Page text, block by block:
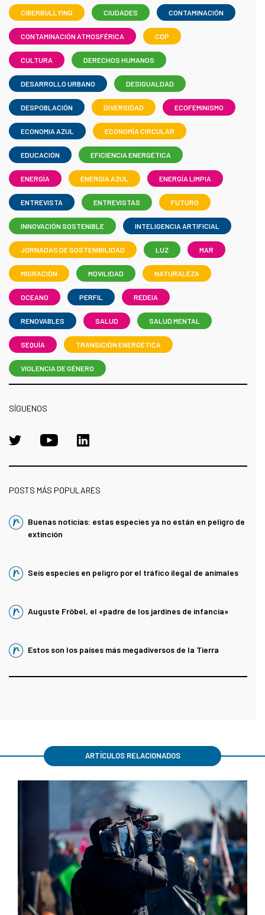
CIBERBULLYING CIUDADES CONTAMINACIÓN
CONTAMINACIÓN ATMOSFÉRICA COP
CULTURA DERECHOS HUMANOS
DESARROLLO URBANO DESIGUALDAD
DESPOBLACIÓN DIVERSIDAD ECOFEMINISMO
ECONOMIA AZUL ECONOMÍA CIRCULAR
EDUCACIÓN EFICIENCIA ENERGÉTICA
ENERGÍA ENERGIA AZUL ENERGÍA LIMPIA
ENTREVISTA ENTREVISTAS FUTURO
INNOVACIÓN SOSTENIBLE INTELIGENCIA ARTIFICIAL
JORNADAS DE SOSTENIBILIDAD LUZ MAR
MIGRACIÓN MOVILIDAD NATURALEZA
OCEANO PERFIL REDEIA
RENOVABLES SALUD SALUD MENTAL
SEQUÍA TRANSICIÓN ENERGÉTICA
VIOLENCIA DE GÉNERO
SÍGUENOS
POSTS MÁS POPULARES
Buenas noticias: estas especies ya no están en peligro de
extinción
Seis especies en peligro por el tráfico ilegal de animales
Auguste Fröbel, el «padre de los jardines de infancia»
Estos son los países más megadiversos de la Tierra
ARTÍCULOS RELACIONADOS